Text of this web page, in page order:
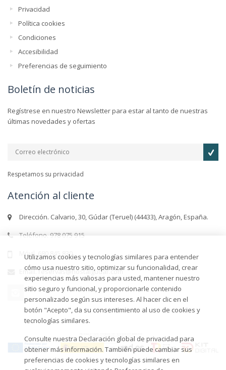
Privacidad
Política cookies
Condiciones
Accesibilidad
Preferencias de seguimiento
Boletín de noticias
Regístrese en nuestro Newsletter para estar al tanto de nuestras
últimas novedades y ofertas
Respetamos su privacidad
Atención al cliente
Dirección. Calvario, 30, Gúdar (Teruel) (44433), Aragón, España.
Teléfono. 978 075 915
Móvil. 680 845 830
Email. reservas@hostalgudar.com
Utilizamos cookies y tecnologías similares para entender
cómo usa nuestro sitio, optimizar su funcionalidad, crear
experiencias más valiosas para usted, mantener nuestro
sitio seguro y funcional, y proporcionarle contenido
personalizado según sus intereses. Al hacer clic en el
botón "Acepto", da su consentimiento al uso de cookies y
tecnologías similares.
Consulte nuestra Declaración global de privacidad para
obtener más información. También puede cambiar sus
preferencias de cookies y tecnologías similares en